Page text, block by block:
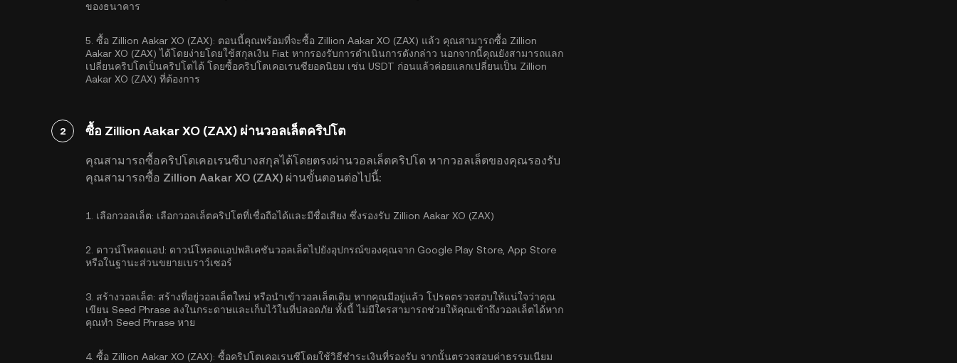
ของธนาคาร
5. ซื้อ Zillion Aakar XO (ZAX): ตอนนี้คุณพร้อมที่จะซื้อ Zillion Aakar XO (ZAX) แล้ว คุณสามารถซื้อ Zillion
Aakar XO (ZAX) ได้โดยง่ายโดยใช้สกุลเงิน Fiat หากรองรับการดำเนินการดังกล่าว นอกจากนี้คุณยังสามารถแลก
เปลี่ยนคริปโตเป็นคริปโตได้ โดยซื้อคริปโตเคอเรนซียอดนิยม เช่น USDT ก่อนแล้วค่อยแลกเปลี่ยนเป็น Zillion
Aakar XO (ZAX) ที่ต้องการ
2 ซื้อ Zillion Aakar XO (ZAX) ผ่านวอลเล็ตคริปโต
คุณสามารถซื้อคริปโตเคอเรนซีบางสกุลได้โดยตรงผ่านวอลเล็ตคริปโต หากวอลเล็ตของคุณรองรับ
คุณสามารถซื้อ Zillion Aakar XO (ZAX) ผ่านขั้นตอนต่อไปนี้:
1. เลือกวอลเล็ต: เลือกวอลเล็ตคริปโตที่เชื่อถือได้และมีชื่อเสียง ซึ่งรองรับ Zillion Aakar XO (ZAX)
2. ดาวน์โหลดแอป: ดาวน์โหลดแอปพลิเคชันวอลเล็ตไปยังอุปกรณ์ของคุณจาก Google Play Store, App Store
หรือในฐานะส่วนขยายเบราว์เซอร์
3. สร้างวอลเล็ต: สร้างที่อยู่วอลเล็ตใหม่ หรือนำเข้าวอลเล็ตเดิม หากคุณมีอยู่แล้ว โปรดตรวจสอบให้แน่ใจว่าคุณ
เขียน Seed Phrase ลงในกระดาษและเก็บไว้ในที่ปลอดภัย ทั้งนี้ ไม่มีใครสามารถช่วยให้คุณเข้าถึงวอลเล็ตได้หาก
คุณทำ Seed Phrase หาย
4. ซื้อ Zillion Aakar XO (ZAX): ซื้อคริปโตเคอเรนซีโดยใช้วิธีชำระเงินที่รองรับ จากนั้นตรวจสอบค่าธรรมเนียม